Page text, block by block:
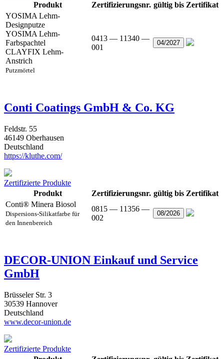
Produkt
Zertifizierungsnr. gültig bis Zertifikat
YOSIMA Lehm-
Designputze
YOSIMA Lehm-
Farbspachtel
CLAYFIX Lehm-
Anstrich
Putzmörtel
0413 — 11340 —
001
04/2027
Conti Coatings GmbH & Co. KG
Feldstr. 55
46149 Oberhausen
Deutschland
https://kluthe.com/
Zertifizierte Produkte
Produkt
Zertifizierungsnr. gültig bis Zertifikat
Conti® Minera Biosol
Dispersions-Silikatfarbe für
den Innenbereich
0815 — 11356 —
002
08/2026
DECOR-UNION Einkauf und Service
GmbH
Brüsseler Str. 3
30539 Hannover
Deutschland
www.decor-union.de
Zertifizierte Produkte